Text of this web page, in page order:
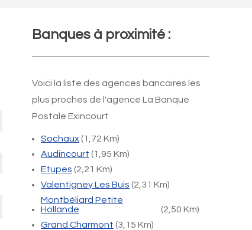
Banques à proximité :
Voici la liste des agences bancaires les
plus proches de l'agence La Banque
Postale Exincourt
Sochaux(1,72 Km)
Audincourt (1,95 Km)
Etupes (2,21 Km)
Valentigney Les Buis (2,31 Km)
Montbéliard Petite
Hollande
(2,50 Km)
Grand Charmont (3,15 Km)